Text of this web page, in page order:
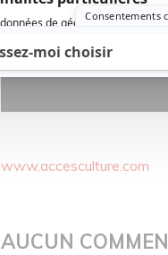
www.accesculture.com
AUCUN